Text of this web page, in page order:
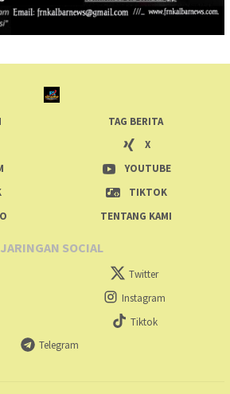
TAG BERITA
X
YOUTUBE
TIKTOK
TENTANG KAMI
JARINGAN SOCIAL
Twitter
Instagram
Tiktok
Telegram